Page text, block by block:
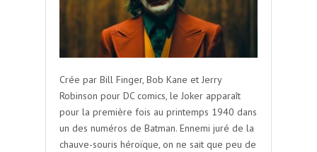
Crée par Bill Finger, Bob Kane et Jerry
Robinson pour DC comics, le Joker apparaît
pour la première fois au printemps 1940 dans
un des numéros de Batman. Ennemi juré de la
chauve-souris héroïque, on ne sait que peu de